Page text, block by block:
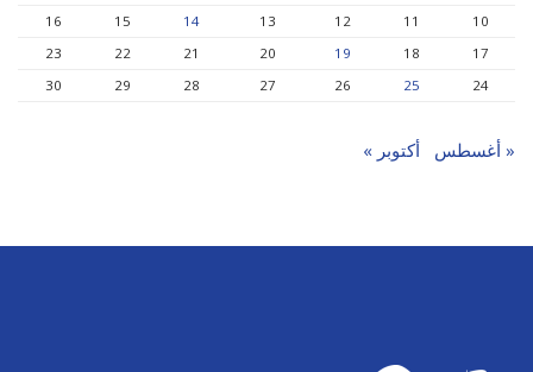
10
11
12
13
14
15
16
17
18
19
20
21
22
23
24
25
26
27
28
29
30
« أغسطس أكتوبر »